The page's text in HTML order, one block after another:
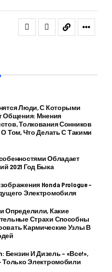
Люди, С Которыми
Общения: Мнения
Толкования Сонников
Том, Что Делать С Такими
Обладает
2021 Год Быка
Honda Prologue –
Электромобиля
Определили, Какие
Страхи Способны
Кармические Узлы В
Бензин И Дизель – «все!»,
Только Электромобили